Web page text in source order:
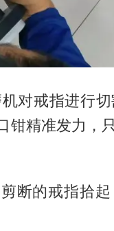
对戒指进行
精准发力，
断的戒指拾